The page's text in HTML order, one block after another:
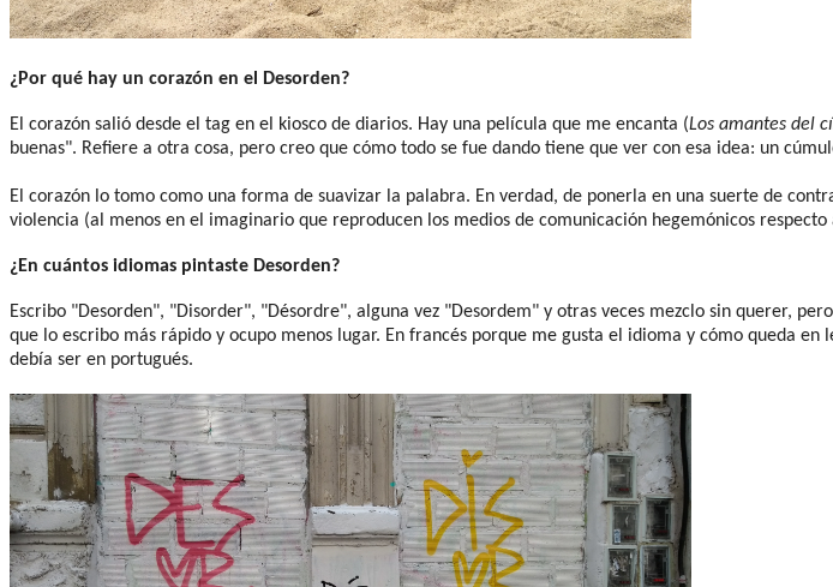
¿Por qué hay un corazón en el Desorden?
El corazón salió desde el tag en el kiosco de diarios. Hay una película que me encanta (Los amantes del
buenas". Refiere a otra cosa, pero creo que cómo todo se fue dando tiene que ver con esa idea: un
El corazón lo tomo como una forma de suavizar la palabra. En verdad, de ponerla en una suerte de
violencia (al menos en el imaginario que reproducen los medios de comunicación hegemónicos
¿En cuántos idiomas pintaste Desorden?
Escribo "Desorden", "Disorder", "Désordre", alguna vez "Desordem" y otras veces mezclo sin querer,
que lo escribo más rápido y ocupo menos lugar. En francés porque me gusta el idioma y cómo queda
debía ser en portugués.